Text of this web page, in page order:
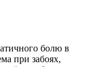
болю в
при забоях,